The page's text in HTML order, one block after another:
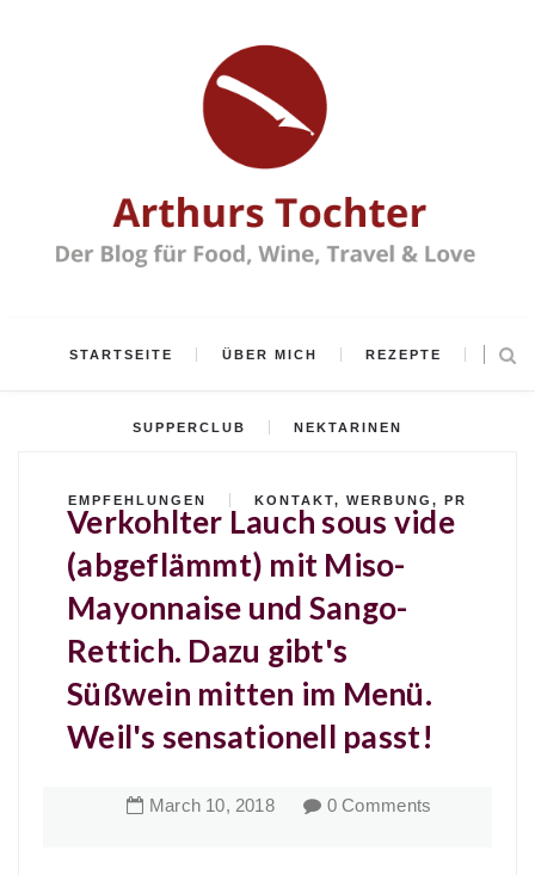
STARTSEITE ÜBER MICH REZEPTE
SUPPERCLUB NEKTARINEN
EMPFEHLUNGEN KONTAKT, WERBUNG, PR
Verkohlter Lauch sous vide
(abgeflämmt) mit Miso-
Mayonnaise und Sango-
Rettich. Dazu gibt's
Süßwein mitten im Menü.
Weil's sensationell passt!
March 10, 2018 0 Comments